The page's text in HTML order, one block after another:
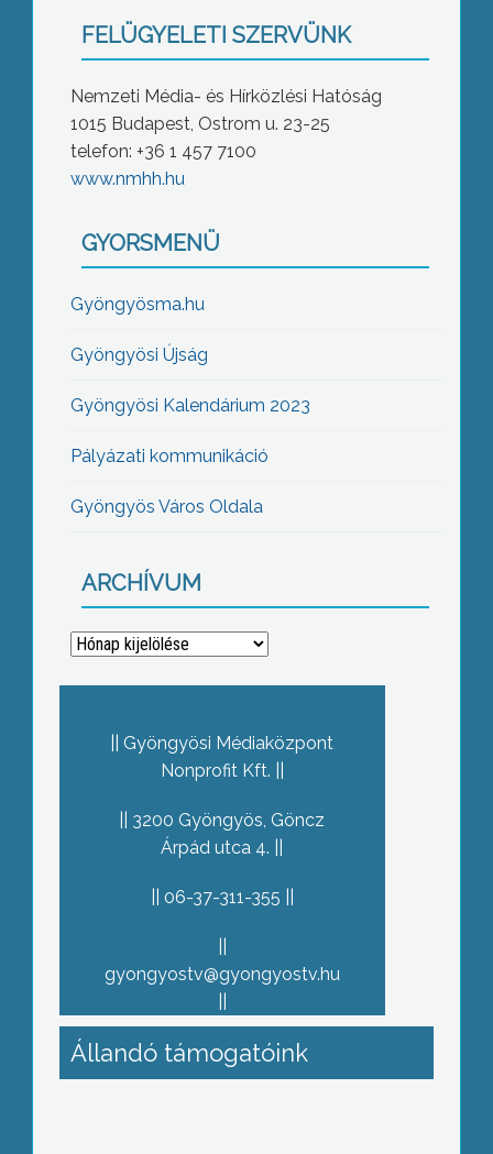
FELÜGYELETI SZERVÜNK
Nemzeti Média- és Hírközlési Hatóság
1015 Budapest, Ostrom u. 23-25
telefon: +36 1 457 7100
www.nmhh.hu
GYORSMENÜ
Gyöngyösma.hu
Gyöngyösi Újság
Gyöngyösi Kalendárium 2023
Pályázati kommunikáció
Gyöngyös Város Oldala
ARCHÍVUM
Archívum
Gyöngyösi Médiaközpont
Nonprofit Kft.
3200 Gyöngyös, Göncz
Árpád utca 4.
06-37-311-355
gyongyostv@gyongyostv.hu
Állandó támogatóink